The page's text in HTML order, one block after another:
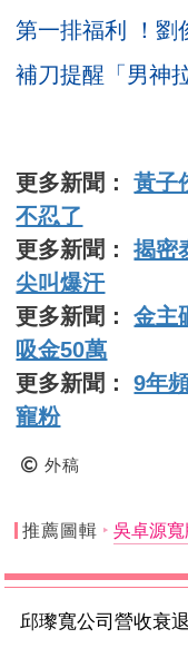
第一排福利 ！
補刀提醒「男神
更多新聞：黃子
不忍了
更多新聞：揭密
尖叫爆汗
更多新聞：金主
吸金50萬
更多新聞：9年
寵粉
外稿
推薦圖輯 吳卓源
邱瓈寬公司營收衰